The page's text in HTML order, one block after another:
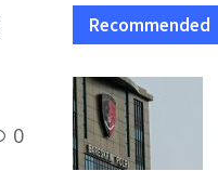
0
Recommended